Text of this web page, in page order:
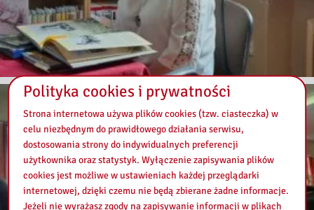
Polityka cookies i prywatności
Strona internetowa używa plików cookies (tzw. ciasteczka) w
celu niezbędnym do prawidłowego działania serwisu,
dostosowania strony do indywidualnych preferencji
użytkownika oraz statystyk. Wyłączenie zapisywania plików
cookies jest możliwe w ustawieniach każdej przeglądarki
internetowej, dzięki czemu nie będą zbierane żadne informacje.
Jeżeli nie wyrażasz zgody na zapisywanie informacji w plikach